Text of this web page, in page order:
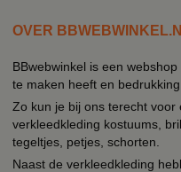
OVER
BBwebwinkel is een
te maken heeft en
Zo kun je bij ons terecht
verkleedkleding kostuums,
tegeltjes, petjes, schorten.
Naast de verkleedkleding